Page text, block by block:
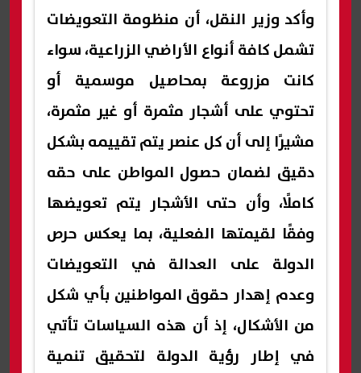
وأكد وزير النقل، أن منظومة التعويضات
تشمل كافة أنواع الأراضي الزراعية، سواء
كانت مزروعة بمحاصيل موسمية أو
تحتوي على أشجار مثمرة أو غير مثمرة،
مشيرًا إلى أن كل عنصر يتم تقييمه بشكل
دقيق لضمان حصول المواطن على حقه
كاملًا، وأن حتى الأشجار يتم تعويضها
وفقًا لقيمتها الفعلية، بما يعكس حرص
الدولة على العدالة في التعويضات
وعدم إهدار حقوق المواطنين بأي شكل
من الأشكال، إذ أن هذه السياسات تأتي
في إطار رؤية الدولة لتحقيق تنمية